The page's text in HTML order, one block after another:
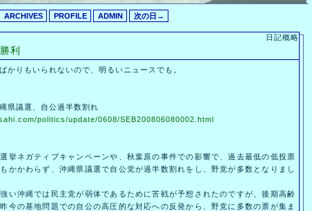
ARCHIVES PROFILE ADMIN 次の日→
日記概略
利
かりもいられないので、明るいニュースでも。
県議選、自公過半数割れ
politics/update/0608/SEB200806080002.html
挙ネガティブキャンペーンや、秋葉原の事件での影響で、過去最低の低投票
かかわらず、沖縄県議選で自公党が過半数割れをし、野党が多数となりまし
い沖縄では民主党が弱体であるために苦戦が予想されたのですが、後期高齢
今の基地問題での自公の高圧的な対応への反発から、野党に多数の票が集ま